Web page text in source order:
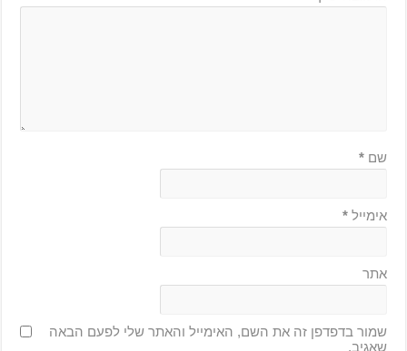
שם*
אימייל*
אתר
שמור בדפדפן זה את השם, האימייל והאתר שלי לפעם הבאה
שאגיב.